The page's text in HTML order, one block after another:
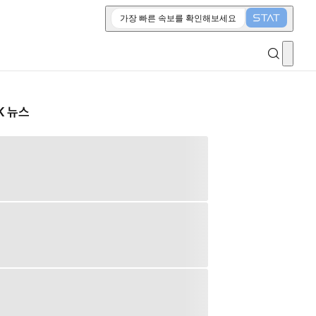
가장 빠른 속보를 확인해보세요
뉴스